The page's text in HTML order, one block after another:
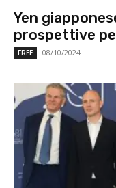
Yen
prospettive
FREE 08/10/2024